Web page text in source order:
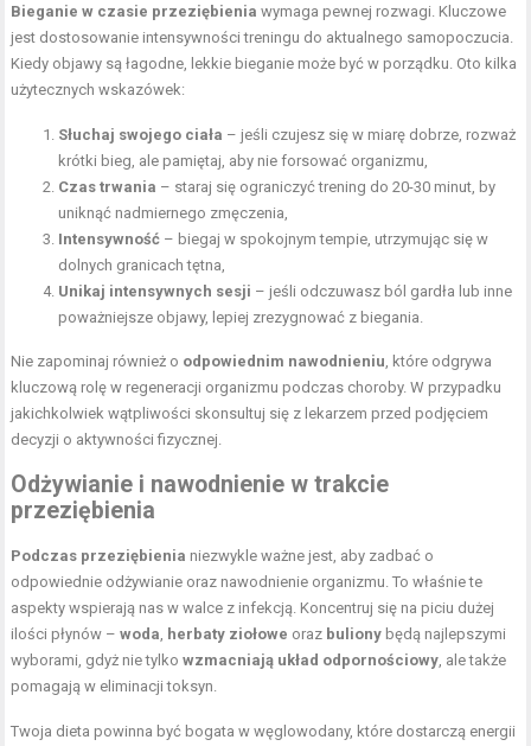
Bieganie w czasie przeziębienia wymaga pewnej rozwagi. Kluczowe
jest dostosowanie intensywności treningu do aktualnego samopoczucia.
Kiedy objawy są łagodne, lekkie bieganie może być w porządku. Oto kilka
użytecznych wskazówek:
Słuchaj swojego ciała – jeśli czujesz się w miarę dobrze, rozważ
krótki bieg, ale pamiętaj, aby nie forsować organizmu,
Czas trwania – staraj się ograniczyć trening do 20-30 minut, by
uniknąć nadmiernego zmęczenia,
Intensywność – biegaj w spokojnym tempie, utrzymując się w
dolnych granicach tętna,
Unikaj intensywnych sesji – jeśli odczuwasz ból gardła lub inne
poważniejsze objawy, lepiej zrezygnować z biegania.
Nie zapominaj również o odpowiednim nawodnieniu , które odgrywa
kluczową rolę w regeneracji organizmu podczas choroby. W przypadku
jakichkolwiek wątpliwości skonsultuj się z lekarzem przed podjęciem
decyzji o aktywności fizycznej.
Odżywianie i nawodnienie w trakcie
przeziębienia
Podczas przeziębienia niezwykle ważne jest, aby zadbać o
odpowiednie odżywianie oraz nawodnienie organizmu. To właśnie te
aspekty wspierają nas w walce z infekcją. Koncentruj się na piciu dużej
ilości płynów –woda herbaty ziołowe oraz buliony będą najlepszymi
wyborami, gdyż nie tylkowzmacniają układ odpornościowy , ale także
pomagają w eliminacji toksyn.
Twoja dieta powinna być bogata w węglowodany, które dostarczą energii